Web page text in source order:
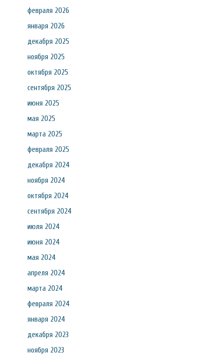
февраля 2026
января 2026
декабря 2025
ноября 2025
октября 2025
сентября 2025
июня 2025
мая 2025
марта 2025
февраля 2025
декабря 2024
ноября 2024
октября 2024
сентября 2024
июля 2024
июня 2024
мая 2024
апреля 2024
марта 2024
февраля 2024
января 2024
декабря 2023
ноября 2023